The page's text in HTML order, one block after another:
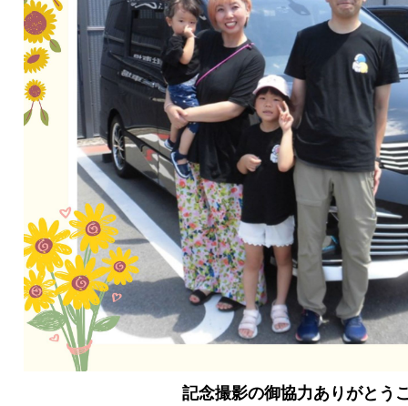
記念撮影の御協力ありがとう